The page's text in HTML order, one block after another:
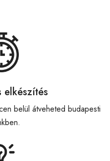
elkészítés
belül átveheted budapesti